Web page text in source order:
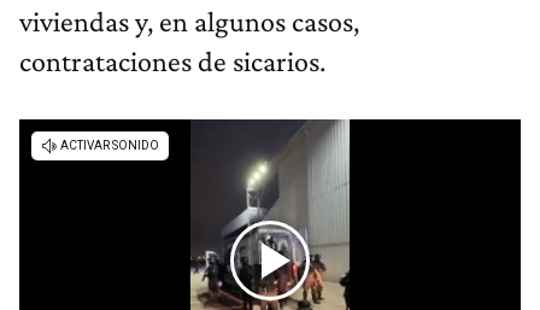
viviendas y, en algunos casos,
contrataciones de sicarios.